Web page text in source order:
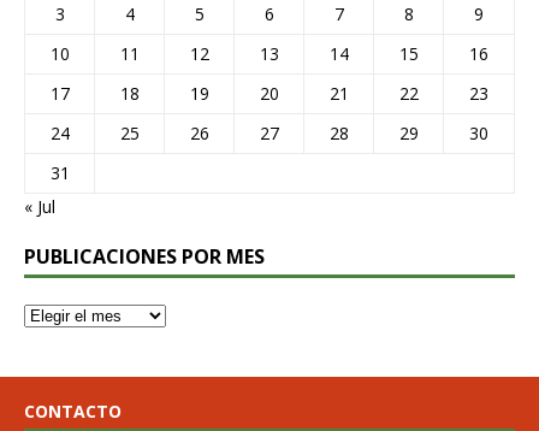
3
4 5 6 7 8
9
10
11 12 13 14 15
16
17
18 19 20 21 22
23
24
25 26 27 28 29
30
31
« Jul
PUBLICACIONES POR MES
CONTACTO